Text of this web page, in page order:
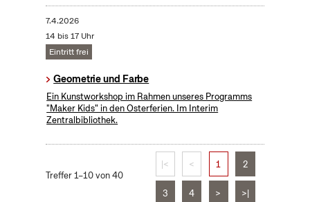
7.4.2026
14 bis 17 Uhr
Eintritt frei
Geometrie und Farbe
Ein Kunstworkshop im Rahmen unseres Programms
"Maker Kids" in den Osterferien. Im Interim
Zentralbibliothek.
Treffer 1–10 von 40
|< < 1 2
3 4 > >|